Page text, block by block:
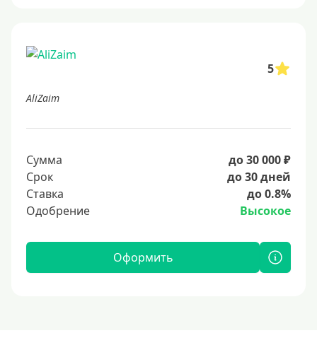
5
AliZaim
Сумма
до 30 000 ₽
Срок
до 30 дней
Ставка
до 0.8%
Одобрение
Высокое
Оформить